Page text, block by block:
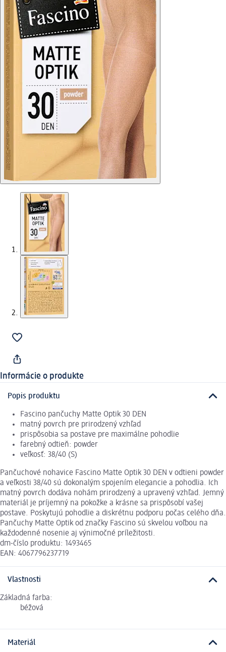
Informácie o produkte
Popis produktu
Fascino pančuchy Matte Optik 30 DEN
matný povrch pre prirodzený vzhľad
prispôsobia sa postave pre maximálne pohodlie
farebný odtieň: powder
veľkosť: 38/40 (S)
Pančuchové nohavice Fascino Matte Optik 30 DEN v odtieni powder
a veľkosti 38/40 sú dokonalým spojením elegancie a pohodlia. Ich
matný povrch dodáva nohám prirodzený a upravený vzhľad. Jemný
materiál je príjemný na pokožke a krásne sa prispôsobí vašej
postave. Poskytujú pohodlie a diskrétnu podporu počas celého dňa.
Pančuchy Matte Optik od značky Fascino sú skvelou voľbou na
každodenné nosenie aj výnimočné príležitosti.
dm-číslo produktu: 1493465
EAN: 4067796237719
Vlastnosti
Základná farba:
béžová
Materiál